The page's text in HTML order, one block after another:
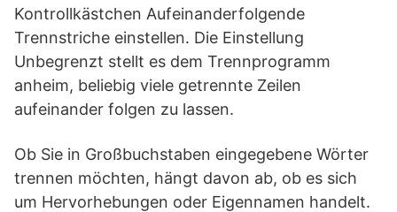
Kontrollkästchen Aufeinanderfolgende
Trennstriche einstellen. Die Einstellung
Unbegrenzt stellt es dem Trennprogramm
anheim, beliebig viele getrennte Zeilen
aufeinander folgen zu lassen.
Ob Sie in Großbuchstaben eingegebene Wörter
trennen möchten, hängt davon ab, ob es sich
um Hervorhebungen oder Eigennamen handelt.